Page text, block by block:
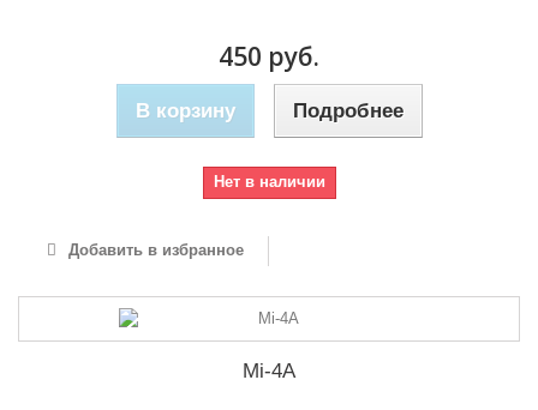
450 руб.
В корзину Подробнее
Нет в наличии
Добавить в избранное
Mi-4A